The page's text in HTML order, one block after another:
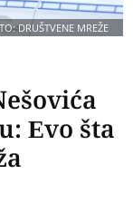
DRUŠTVENE MREŽE
Evo šta